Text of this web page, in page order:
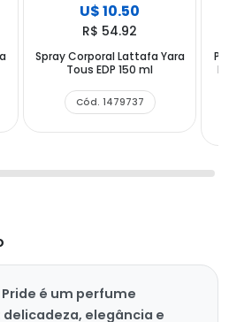
U$ 10.50
R$ 54.92
Spray Corporal Lattafa Yara
Tous EDP 150 ml
Cód. 1479737
é um perfume
elegância e